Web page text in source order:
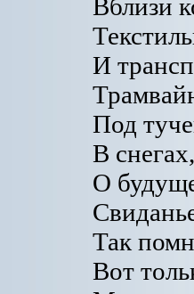
Вблизи
И
Под
В
О
Так
Вот